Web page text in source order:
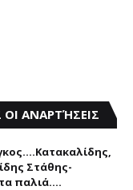
ΑΝΑΡΤΉΣΕΙΣ
Στάθης-
παλιά....